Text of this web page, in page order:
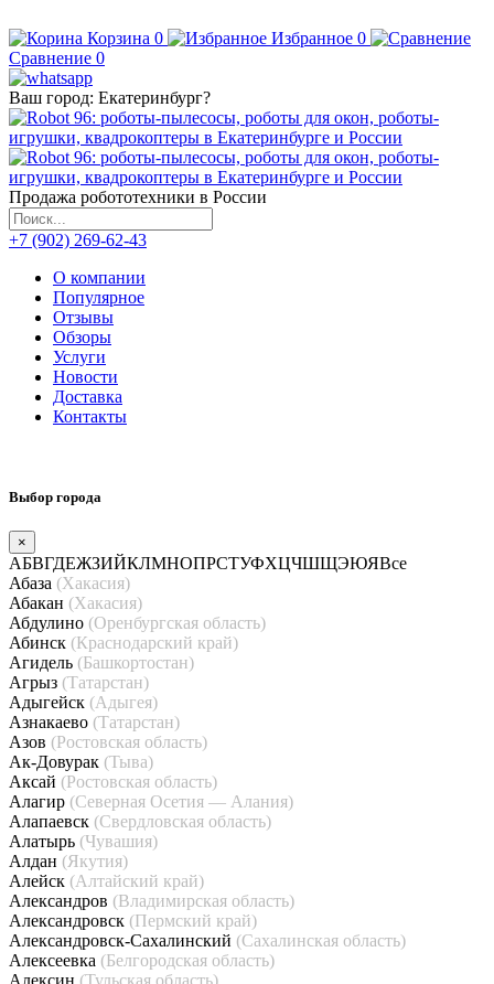
Корзина 0 Избранное 0
Сравнение 0
Ваш город: Екатеринбург?
Продажа робототехники в России
+7 (902) 269-62-43
О компании
Популярное
Отзывы
Обзоры
Услуги
Новости
Доставка
Контакты
Выбор города
×
АБВГДЕЖЗИЙКЛМНОПРСТУФХЦЧШЩЭЮЯВсе
Абаза (Хакасия)
Абакан (Хакасия)
Абдулино (Оренбургская область)
Абинск (Краснодарский край)
Агидель (Башкортостан)
Агрыз (Татарстан)
Адыгейск (Адыгея)
Азнакаево (Татарстан)
Азов (Ростовская область)
Ак-Довурак (Тыва)
Аксай (Ростовская область)
Алагир (Северная Осетия — Алания)
Алапаевск (Свердловская область)
Алатырь (Чувашия)
Алдан (Якутия)
Алейск (Алтайский край)
Александров (Владимирская область)
Александровск (Пермский край)
Александровск-Сахалинский (Сахалинская область)
Алексеевка (Белгородская область)